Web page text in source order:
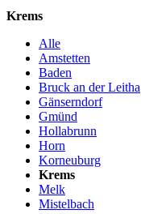
Krems
Alle
Amstetten
Baden
Bruck an der Leitha
Gänserndorf
Gmünd
Hollabrunn
Horn
Korneuburg
Krems
Melk
Mistelbach